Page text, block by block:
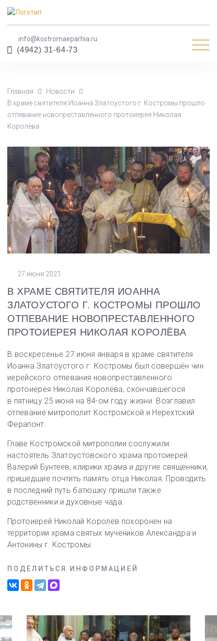
info@kostromaeparhia.ru
(4942) 31-64-73
Главная
Новости
В храме святителя Иоанна Златоустого г. Костромы прошло
отпевание новопреставленного протоиерея Николая
Королёва
27 июня 2021
В ХРАМЕ СВЯТИТЕЛЯ ИОАННА
ЗЛАТОУСТОГО Г. КОСТРОМЫ ПРОШЛО
ОТПЕВАНИЕ НОВОПРЕСТАВЛЕННОГО
ПРОТОИЕРЕЯ НИКОЛАЯ КОРОЛЁВА
В воскресенье 27 июня января в храме святителя
Иоанна Златоустого г. Костромы был совершён чин
иерейского отпевания новопреставленного
протоиерея Николая Королёва, скончавшегося
в пятницу 25 июня на 84-ом году жизни. Возглавил
отпевание митрополит Костромской и Нерехтский
Ферапонт.
Главе Костромской митрополии сослужили:
настоятель Златоустовского храма протоиерей
Валерий Бунтеев, клирики храма и другие священники,
пришедшие почтить память отца Николая. Проводить
в последний путь батюшку пришли также
родственники и духовные чада.
Протоиерей Николай Королёв похоронен на
территории храма святых мучеников Александра и
Антонины г. Костромы.
ПОДЕЛИТЬСЯ ИНФОРМАЦИЕЙ